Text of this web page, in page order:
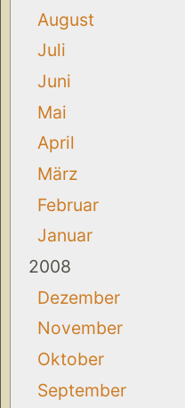
August
Juli
Juni
Mai
April
März
Februar
Januar
2008
Dezember
November
Oktober
September